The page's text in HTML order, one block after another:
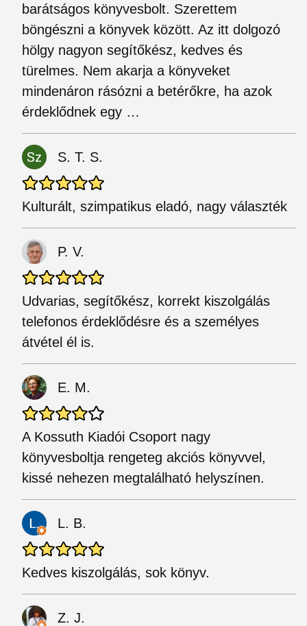
barátságos könyvesbolt. Szerettem
böngészni a könyvek között. Az itt dolgozó
hölgy nagyon segítőkész, kedves és
türelmes. Nem akarja a könyveket
mindenáron rásózni a betérőkre, ha azok
érdeklődnek egy …
S. T. S.
Kulturált, szimpatikus eladó, nagy választék
P. V.
Udvarias, segítőkész, korrekt kiszolgálás
telefonos érdeklődésre és a személyes
átvétel él is.
E. M.
A Kossuth Kiadói Csoport nagy
könyvesboltja rengeteg akciós könyvvel,
kissé nehezen megtalálható helyszínen.
L. B.
Kedves kiszolgálás, sok könyv.
Z. J.